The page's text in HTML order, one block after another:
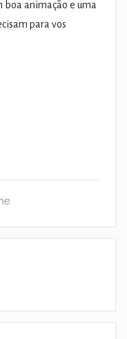
animação e uma
para vos